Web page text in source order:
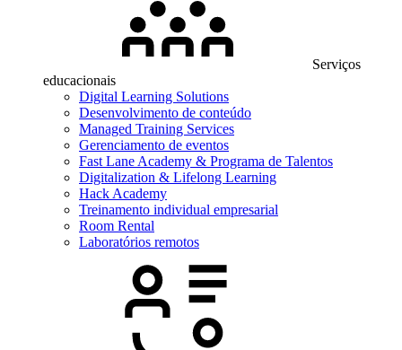
Serviços
educacionais
Digital Learning Solutions
Desenvolvimento de conteúdo
Managed Training Services
Gerenciamento de eventos
Fast Lane Academy & Programa de Talentos
Digitalization & Lifelong Learning
Hack Academy
Treinamento individual empresarial
Room Rental
Laboratórios remotos